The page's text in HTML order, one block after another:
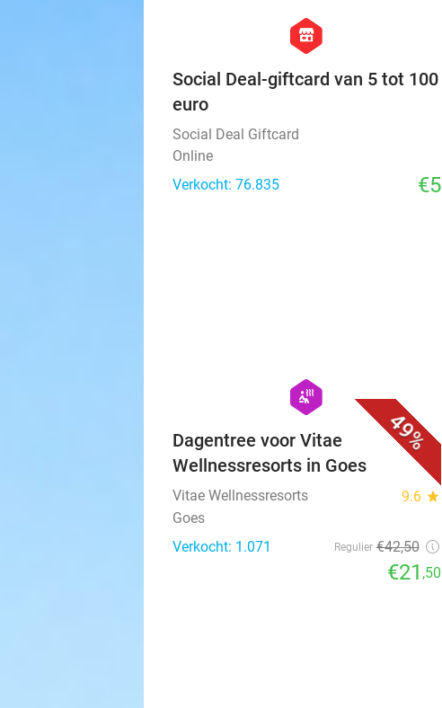
hexagon
store
Social Deal-giftcard van 5 tot 100
euro
Social Deal Giftcard
Online
Verkocht: 76.835
€5
49%
hexagon
wellness
Dagentree voor Vitae
Wellnessresorts in Goes
Vitae Wellnessresorts 9.6 star
Goes
Verkocht: 1.071
Regulier €42,50
€21 ,50